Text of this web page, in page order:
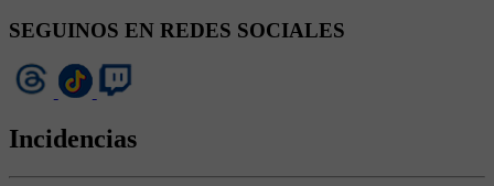
SEGUINOS EN REDES SOCIALES
Incidencias